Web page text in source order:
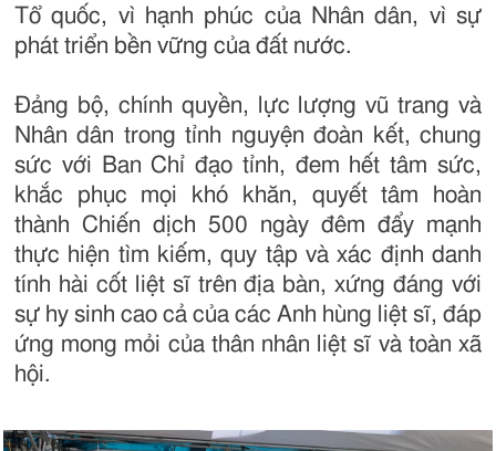
Tổ quốc, vì hạnh phúc của Nhân dân, vì sự
phát triển bền vững của đất nước.
Đảng bộ, chính quyền, lực lượng vũ trang và
Nhân dân trong tỉnh nguyện đoàn kết, chung
sức với Ban Chỉ đạo tỉnh, đem hết tâm sức,
khắc phục mọi khó khăn, quyết tâm hoàn
thành Chiến dịch 500 ngày đêm đẩy mạnh
thực hiện tìm kiếm, quy tập và xác định danh
tính hài cốt liệt sĩ trên địa bàn, xứng đáng với
sự hy sinh cao cả của các Anh hùng liệt sĩ, đáp
ứng mong mỏi của thân nhân liệt sĩ và toàn xã
hội.